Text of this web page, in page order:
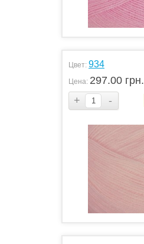
Цвет: 934
Цена: 297.00 грн.
+
-